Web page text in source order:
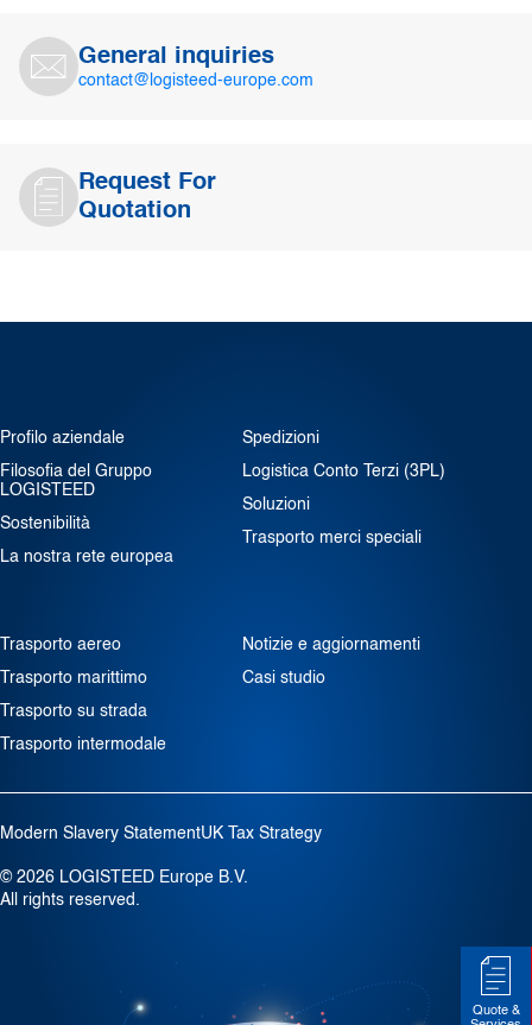
General inquiries
contact@logisteed-europe.com
Request For
Quotation
Profilo aziendale
Filosofia del Gruppo
LOGISTEED
Sostenibilità
La nostra rete europea
Spedizioni
Logistica Conto Terzi (3PL)
Soluzioni
Trasporto merci speciali
Trasporto aereo
Trasporto marittimo
Trasporto su strada
Trasporto intermodale
Notizie e aggiornamenti
Casi studio
© 2026 LOGISTEED Europe B.V.
All rights reserved.
Modern Slavery StatementUK Tax Strategy
Quote &